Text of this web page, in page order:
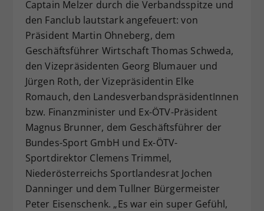
Captain Melzer durch die Verbandsspitze und
den Fanclub lautstark angefeuert: von
Präsident Martin Ohneberg, dem
Geschäftsführer Wirtschaft Thomas Schweda,
den Vizepräsidenten Georg Blumauer und
Jürgen Roth, der Vizepräsidentin Elke
Romauch, den LandesverbandspräsidentInnen
bzw. Finanzminister und Ex-ÖTV-Präsident
Magnus Brunner, dem Geschäftsführer der
Bundes-Sport GmbH und Ex-ÖTV-
Sportdirektor Clemens Trimmel,
Niederösterreichs Sportlandesrat Jochen
Danninger und dem Tullner Bürgermeister
Peter Eisenschenk. „Es war ein super Gefühl,